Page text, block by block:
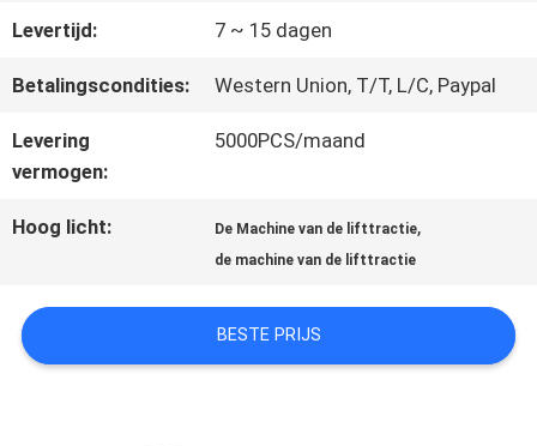
ONS
NIEUWS
GEVALLEN
PRIVACY
Levertijd: 7 ~ 15 dagen
Betalingscondities: Western Union, T/T, L/C, Paypal
Levering
vermogen:
5000PCS/maand
Hoog licht: De Machine van de lifttractie,
de machine van de lifttractie
BESTE PRIJS